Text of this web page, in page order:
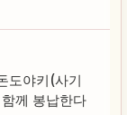
도야키(사기
께 봉납한다